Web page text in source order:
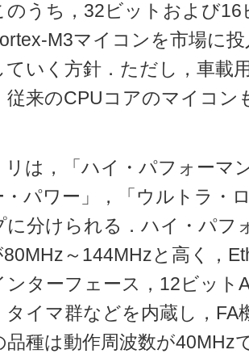
のうち，32ビットおよび
M3マイコンを市場に
いく方針．ただし，車載
従来のCPUコアのマイコン
は，「ハイ・パフォーマ
・パワー」，「ウルトラ・
に分けられる．ハイ・パフ
～144MHzと高く，
ンターフェース，12ビット
タイマ群などを内蔵し，FA
種は動作周波数が40MHz